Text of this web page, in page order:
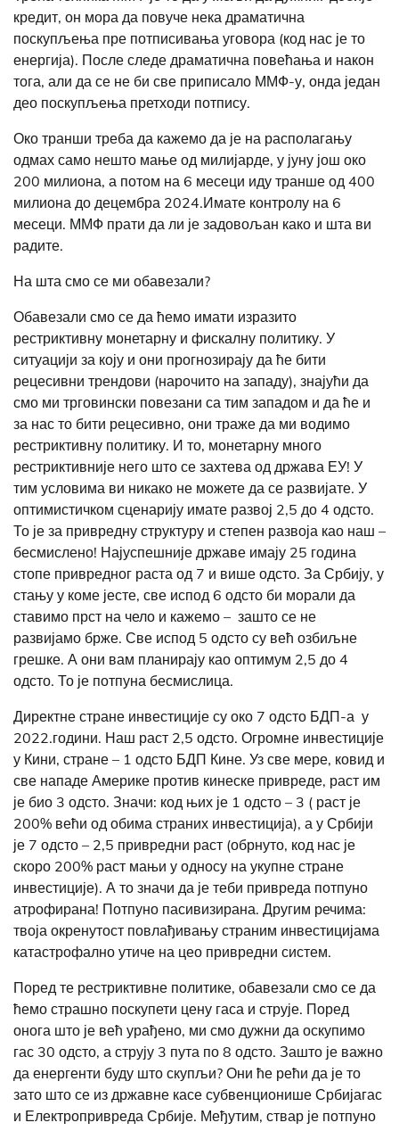
кредит, он мора да повуче нека драматична
поскупљења пре потписивања уговора (код нас је то
енергија). После следе драматична повећања и након
тога, али да се не би све приписало ММФ-у, онда један
део поскупљења претходи потпису.
Око транши треба да кажемо да је на располагању
одмах само нешто мање од милијарде, у јуну још око
200 милиона, а потом на 6 месеци иду транше од 400
милиона до децембра 2024.Имате контролу на 6
месеци. ММФ прати да ли је задовољан како и шта ви
радите.
На шта смо се ми обавезали?
Обавезали смо се да ћемо имати изразито
рестриктивну монетарну и фискалну политику. У
ситуацији за коју и они прогнозирају да ће бити
рецесивни трендови (нарочито на западу), знајући да
смо ми трговински повезани са тим западом и да ће и
за нас то бити рецесивно, они траже да ми водимо
рестриктивну политику. И то, монетарну много
рестриктивније него што се захтева од држава ЕУ! У
тим условима ви никако не можете да се развијате. У
оптимистичком сценарију имате развој 2,5 до 4 одсто.
То је за привредну структуру и степен развоја као наш –
бесмислено! Најуспешније државе имају 25 година
стопе привредног раста од 7 и више одсто. За Србију, у
стању у коме јесте, све испод 6 одсто би морали да
ставимо прст на чело и кажемо – зашто се не
развијамо брже. Све испод 5 одсто су већ озбиљне
грешке. А они вам планирају као оптимум 2,5 до 4
одсто. То је потпуна бесмислица.
Директне стране инвестиције су око 7 одсто БДП-а у
2022.години. Наш раст 2,5 одсто. Огромне инвестиције
у Кини, стране – 1 одсто БДП Кине. Уз све мере, ковид и
све нападе Америке против кинеске привреде, раст им
је био 3 одсто. Значи: код њих је 1 одсто – 3 ( раст је
200% већи од обима страних инвестиција), а у Србији
је 7 одсто – 2,5 привредни раст (обрнуто, код нас је
скоро 200% раст мањи у односу на укупне стране
инвестиције). А то значи да је теби привреда потпуно
атрофирана! Потпуно пасивизирана. Другим речима:
твоја окренутост повлађивању страним инвестицијама
катастрофално утиче на цео привредни систем.
Поред те рестриктивне политике, обавезали смо се да
ћемо страшно поскупети цену гаса и струје. Поред
онога што је већ урађено, ми смо дужни да оскупимо
гас 30 одсто, а струју 3 пута по 8 одсто. Зашто је важно
да енергенти буду што скупљи? Они ће рећи да је то
зато што се из државне касе субвенционише Србијагас
и Електропривреда Србије. Међутим, ствар је потпуно